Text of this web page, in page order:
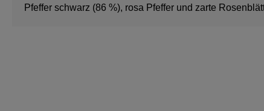
Pfeffer schwarz (86 %), rosa Pfeffer und zarte